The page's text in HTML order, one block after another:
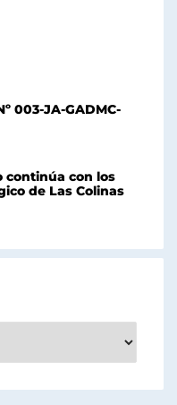
003-JA-GADMC-
continúa con los
de Las Colinas